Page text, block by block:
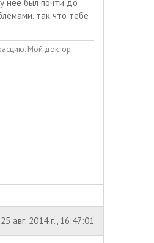
нее был почти до
так что тебе
Мой доктор
25 авг. 2014 г., 16:47:01